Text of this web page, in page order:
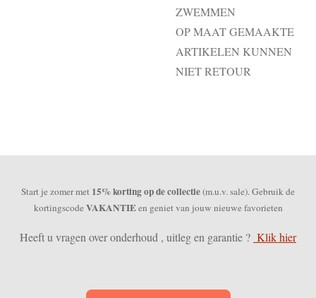
ZWEMMEN
OP MAAT GEMAAKTE
ARTIKELEN KUNNEN
NIET RETOUR
Start je zomer met 15% korting op de collectie(m.u.v. sale). Gebruik de
kortingscodeVAKANTIEen geniet van jouw nieuwe favorieten
Heeft u vragen over onderhoud , uitleg en garantie ? Klik hier